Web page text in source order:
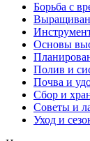
Борьба с
Основы
Полив и
Почва и
Сбор и
Советы и
Уход и